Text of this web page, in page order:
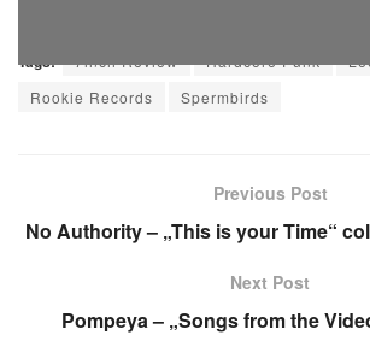
Tags: 7inch Review Hardcore Punk
Rookie Records
Spermbirds
Previous Post
No Authority – „This is your Time“
Next Post
Pompeya – „Songs from the